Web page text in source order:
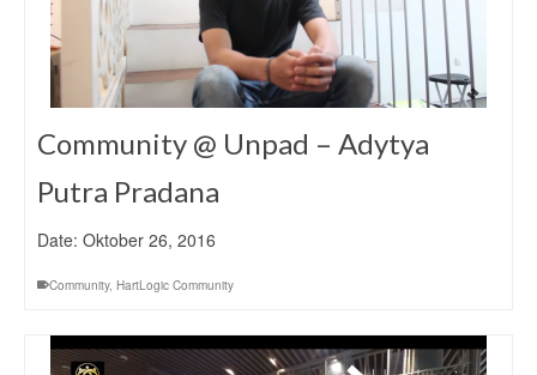
Community @ Unpad – Adytya
Putra Pradana
Date: Oktober 26, 2016
Community, HartLogic Community